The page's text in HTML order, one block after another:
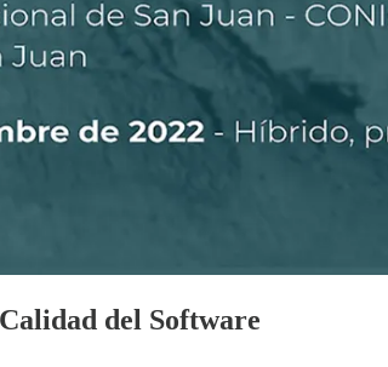
del Software